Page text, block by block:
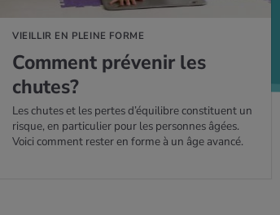
VIEILLIR EN PLEINE FORME
Com­ment pré­ve­nir les
chutes?
Les chutes et les pertes d’équilibre constituent un
risque, en particulier pour les personnes âgées.
Voici comment rester en forme à un âge avancé.